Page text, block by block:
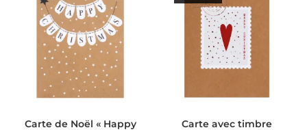
Carte de Noël « Happy
Carte avec timbre